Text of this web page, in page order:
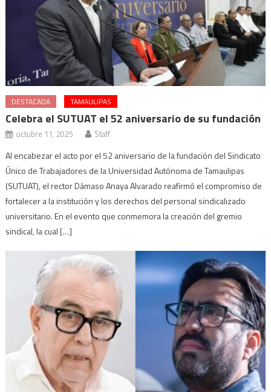
DESTACADA TAMAULIPAS
Celebra el SUTUAT el 52 aniversario de su fundación
octubre 11, 2025 Staff
Al encabezar el acto por el 52 aniversario de la fundación del Sindicato
Único de Trabajadores de la Universidad Autónoma de Tamaulipas
(SUTUAT), el rector Dámaso Anaya Alvarado reafirmó el compromiso de
fortalecer a la institución y los derechos del personal sindicalizado
universitario. En el evento que conmemora la creación del gremio
sindical, la cual […]